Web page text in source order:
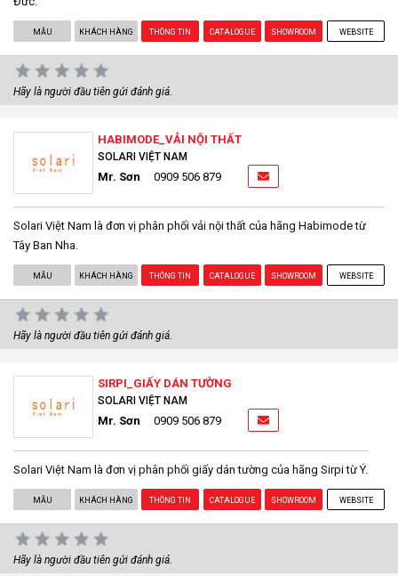
MẪU KHÁCH HÀNG THÔNG TIN CATALOGUE SHOWROOM WEBSITE
Hãy là người đầu tiên gửi đánh giá.
HABIMODE_VẢI NỘI THẤT
SOLARI VIỆT NAM
Mr. Sơn 0909 506 879
Solari Việt Nam là đơn vị phân phối vải nội thất của hãng Habimode từ
Tây Ban Nha.
MẪU KHÁCH HÀNG THÔNG TIN CATALOGUE SHOWROOM WEBSITE
Hãy là người đầu tiên gửi đánh giá.
SIRPI_GIẤY DÁN TƯỜNG
SOLARI VIỆT NAM
Mr. Sơn 0909 506 879
Solari Việt Nam là đơn vị phân phối giấy dán tường của hãng Sirpi từ Ý.
MẪU KHÁCH HÀNG THÔNG TIN CATALOGUE SHOWROOM WEBSITE
Hãy là người đầu tiên gửi đánh giá.